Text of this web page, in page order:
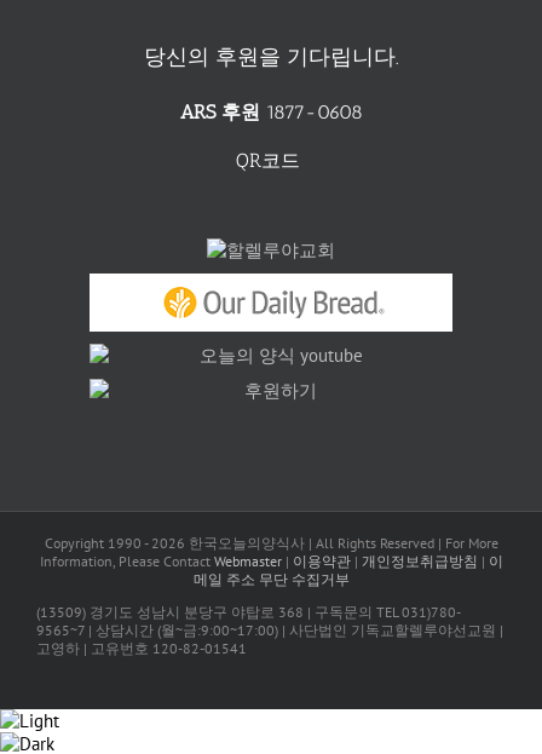
당신의 후원을 기다립니다.
ARS 후원 1877-0608
QR코드
Copyright 1990 - 2026 한국오늘의양식사 | All Rights Reserved | For More
Information, Please Contact Webmaster| 이용약관| 개인정보취급방침 | 이
메일 주소 무단 수집거부
(13509) 경기도 성남시 분당구 야탑로 368 | 구독문의 TEL 031)780-
9565~7 | 상담시간 (월~금:9:00~17:00) | 사단법인 기독교할렐루야선교원 |
고영하 | 고유번호 120-82-01541